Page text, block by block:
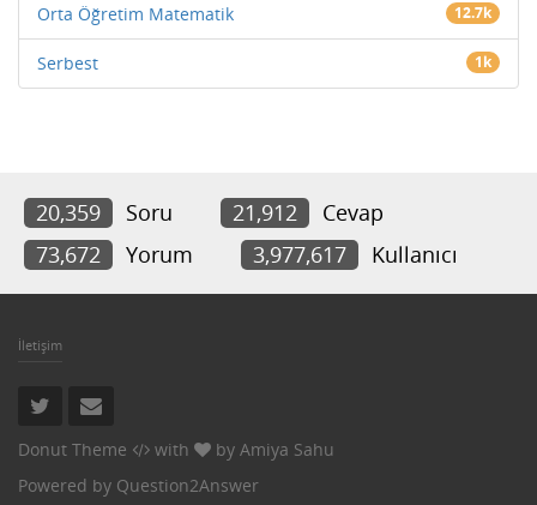
Orta Öğretim Matematik 12.7k
Serbest 1k
20,359 Soru 21,912
Cevap
73,672
Yorum 3,977,617 Kullanıcı
İletişim
Donut Theme with by Amiya Sahu
Powered by Question2Answer